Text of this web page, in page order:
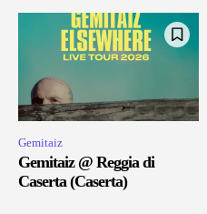
Gemitaiz
Gemitaiz @ Reggia di
Caserta (Caserta)